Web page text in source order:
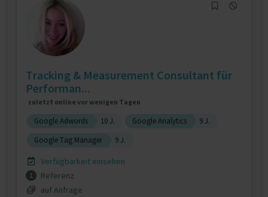
Tracking & Measurement Consultant für
Performan...
zuletzt online vor wenigen Tagen
Google Adwords 10 J. Google Analytics
9 J.
Google Tag Manager
9 J.
Verfügbarkeit einsehen
1
Referenz
auf Anfrage